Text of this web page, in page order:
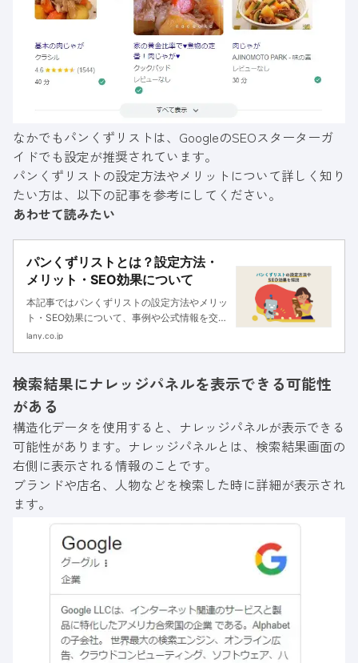
なかでもパンくずリストは、GoogleのSEOスターターガ
イドでも設定が推奨されています。
パンくずリストの設定方法やメリットについて詳しく知り
たい方は、以下の記事を参考にしてください。
あわせて読みたい
パンくずリストとは？設定方法・
メリット・SEO効果について
本記事ではパンくずリストの設定方法やメリッ
ト・SEO効果について、事例や公式情報を交え
ながらどう設定すべきか？について解説してい
lany.co.jp
検索結果にナレッジパネルを表示できる可能性
がある
構造化データを使用すると、ナレッジパネルが表示できる
可能性があります。ナレッジパネルとは、検索結果画面の
右側に表示される情報のことです。
ブランドや店名、人物などを検索した時に詳細が表示され
ます。